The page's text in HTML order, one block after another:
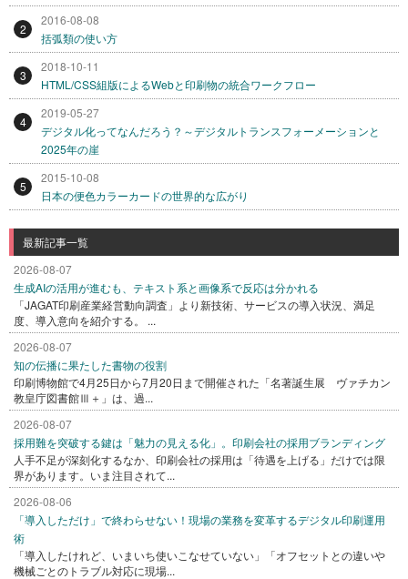
2
2016-08-08
括弧類の使い方
3
2018-10-11
HTML/CSS組版によるWebと印刷物の統合ワークフロー
4
2019-05-27
デジタル化ってなんだろう？～デジタルトランスフォーメーションと
2025年の崖
5
2015-10-08
日本の便色カラーカードの世界的な広がり
最新記事一覧
2026-08-07
生成AIの活用が進むも、テキスト系と画像系で反応は分かれる
「JAGAT印刷産業経営動向調査」より新技術、サービスの導入状況、満足
度、導入意向を紹介する。 ...
2026-08-07
知の伝播に果たした書物の役割
印刷博物館で4月25日から7月20日まで開催された「名著誕生展 ヴァチカン
教皇庁図書館Ⅲ＋」は、過...
2026-08-07
採用難を突破する鍵は「魅力の見える化」。印刷会社の採用ブランディング
人手不足が深刻化するなか、印刷会社の採用は「待遇を上げる」だけでは限
界があります。いま注目されて...
2026-08-06
「導入しただけ」で終わらせない！現場の業務を変革するデジタル印刷運用
術
「導入したけれど、いまいち使いこなせていない」「オフセットとの違いや
機械ごとのトラブル対応に現場...